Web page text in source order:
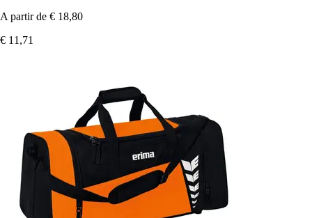
A partir de € 18,80
€ 11,71